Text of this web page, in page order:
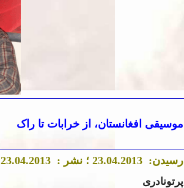
موسیقی افغانستان، از خرابات تا راک
رسیدن: 23.04.2013 ؛ نشر : 23.04.2013
پرتونادری